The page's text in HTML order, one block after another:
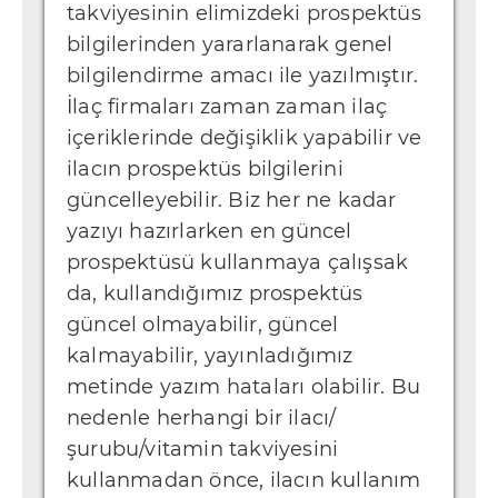
takviyesinin elimizdeki prospektüs
bilgilerinden yararlanarak genel
bilgilendirme amacı ile yazılmıştır.
İlaç firmaları zaman zaman ilaç
içeriklerinde değişiklik yapabilir ve
ilacın prospektüs bilgilerini
güncelleyebilir. Biz her ne kadar
yazıyı hazırlarken en güncel
prospektüsü kullanmaya çalışsak
da, kullandığımız prospektüs
güncel olmayabilir, güncel
kalmayabilir, yayınladığımız
metinde yazım hataları olabilir. Bu
nedenle herhangi bir ilacı/
şurubu/vitamin takviyesini
kullanmadan önce, ilacın kullanım